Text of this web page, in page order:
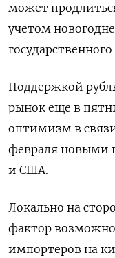
может
учетом
Поддержкой
рынок еще в
оптимизм в
‌февраля новыми
и США.
Локально на
фактор
импортеров на